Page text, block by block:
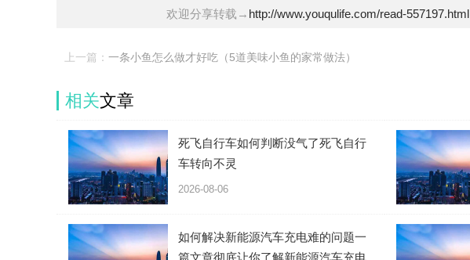
欢迎分享转载→ http://www.youqulife.com/read-557197.html
上一篇： 一条小鱼怎么做才好吃（5道美味小鱼的家常做法）
相关文章
死飞自行车如何判断没气了死飞自行
车转向不灵
2026-08-06
如何解决新能源汽车充电难的问题一
篇文章彻底让你了解新能源汽车充电